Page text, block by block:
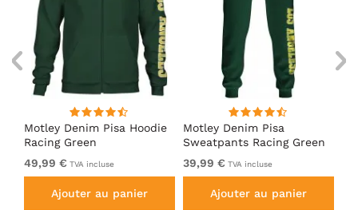
Motley Denim Pisa Hoodie
Racing Green
49,99 € TVA incluse
Ajouter au panier
Motley Denim Pisa
Sweatpants Racing Green
39,99 € TVA incluse
Ajouter au panier